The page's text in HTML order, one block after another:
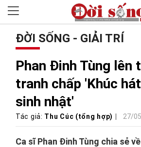
ĐỜI SỐNG - GIẢI TRÍ
Phan Đinh Tùng lên
tranh chấp 'Khúc
sinh nhật'
Tác giả: Thu Cúc (tổng hợp) 27/
Ca sĩ Phan Đinh Tùng chia sẻ